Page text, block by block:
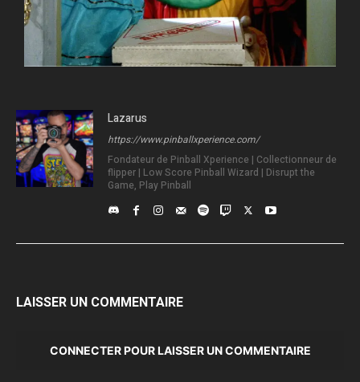
Lazarus
https://www.pinballxperience.com/
Fondateur de Pinball Xperience | Collectionneur de
flipper | Low Score Pinball Wizard | Disrupt the
Game, Play Pinball
LAISSER UN COMMENTAIRE
CONNECTER POUR LAISSER UN COMMENTAIRE